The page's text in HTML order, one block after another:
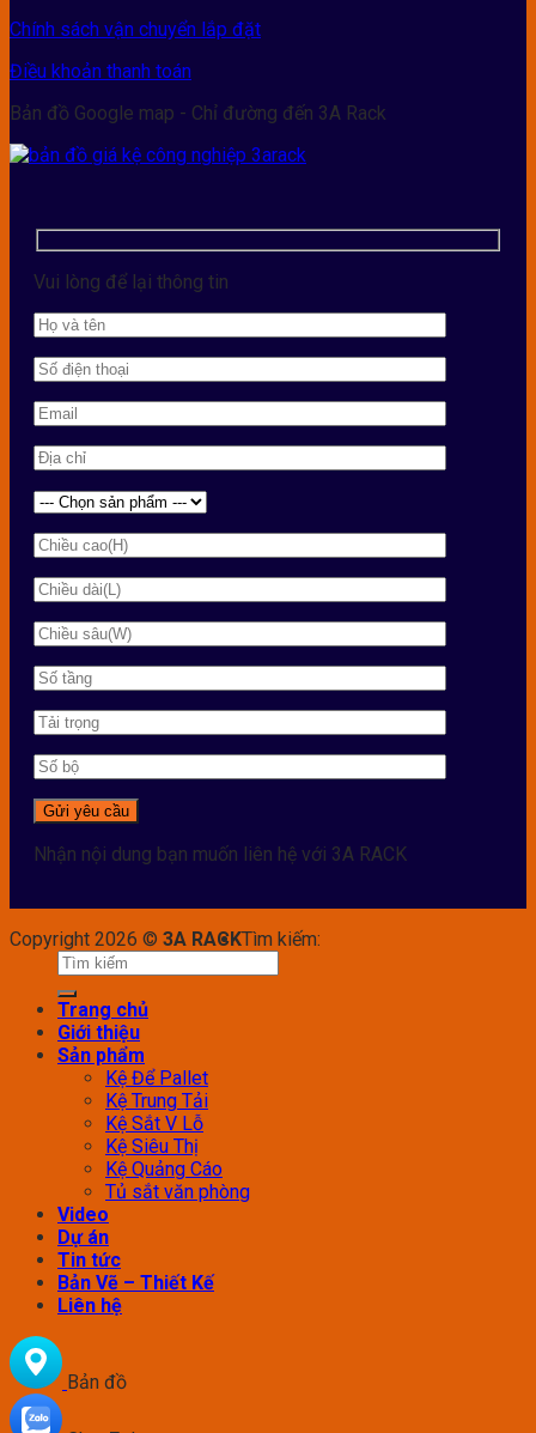
Chính sách vận chuyển lắp đặt
Điều khoản thanh toán
Bản đồ Google map - Chỉ đường đến 3A Rack
Vui lòng để lại thông tin
Nhận nội dung bạn muốn liên hệ với 3A RACK
Copyright 2026 © 3A RACKTìm kiếm:
Trang chủ
Giới thiệu
Sản phẩm
Kệ Để Pallet
Kệ Trung Tải
Kệ Sắt V Lỗ
Kệ Siêu Thị
Kệ Quảng Cáo
Tủ sắt văn phòng
Video
Dự án
Tin tức
Bản Vẽ – Thiết Kế
Liên hệ
Bản đồ